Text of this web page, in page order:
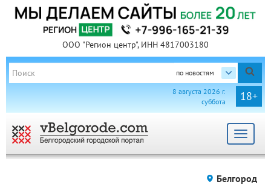
ООО "Регион центр", ИНН 4817003180
по новостям
18+
8 августа 2026 г.
суббота
Toggle
Белгород